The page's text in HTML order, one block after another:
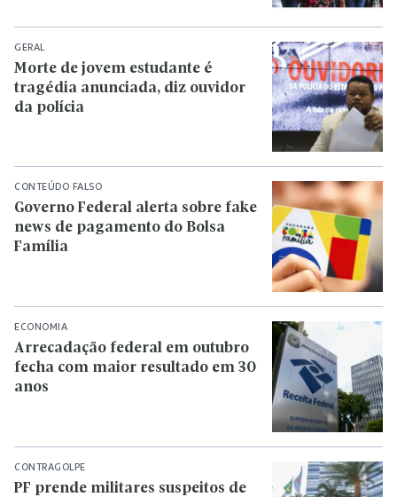
GERAL
Morte de jovem estudante é
tragédia anunciada, diz ouvidor
da polícia
CONTEÚDO FALSO
Governo Federal alerta sobre fake
news de pagamento do Bolsa
Família
ECONOMIA
Arrecadação federal em outubro
fecha com maior resultado em 30
anos
CONTRAGOLPE
PF prende militares suspeitos de